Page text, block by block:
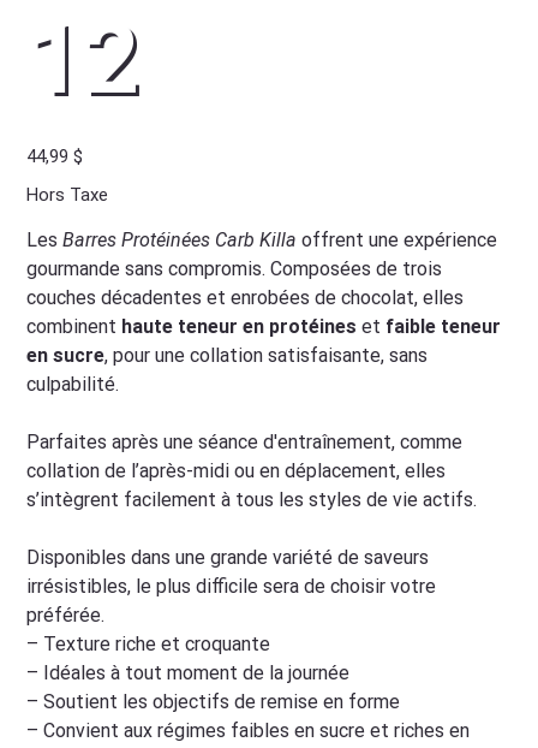
12
Prix
44,99 $
Hors Taxe
LesBarres Protéinées Carb Killa offrent une expérience
gourmande sans compromis. Composées de trois
couches décadentes et enrobées de chocolat, elles
combinent haute teneur en protéines et faible teneur
en sucre, pour une collation satisfaisante, sans
culpabilité.
Parfaites après une séance d'entraînement, comme
collation de l’après-midi ou en déplacement, elles
s’intègrent facilement à tous les styles de vie actifs.
Disponibles dans une grande variété de saveurs
irrésistibles, le plus difficile sera de choisir votre
préférée.
– Texture riche et croquante
– Idéales à tout moment de la journée
– Soutient les objectifs de remise en forme
– Convient aux régimes faibles en sucre et riches en